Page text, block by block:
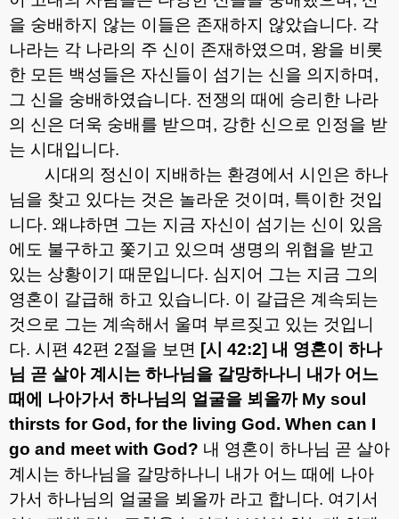
을 숭배하지 않는 이들은 존재하지 않았습니다. 각
나라는 각 나라의 주 신이 존재하였으며 , 왕을 비롯
한 모든 백성들은 자신들이 섬기는 신을 의지하며 ,
그 신을 숭배하였습니다. 전쟁의 때에 승리한 나라
의 신은 더욱 숭배를 받으며 , 강한 신으로 인정을 받
는 시대입니다.
시대의 정신이 지배하는 환경에서 시인은 하나
님을 찾고 있다는 것은 놀라운 것이며 , 특이한 것입
니다. 왜냐하면 그는 지금 자신이 섬기는 신이 있음
에도 불구하고 쫓기고 있으며 생명의 위협을 받고
있는 상황이기 때문입니다. 심지어 그는 지금 그의
영혼이 갈급해 하고 있습니다. 이 갈급은 계속되는
것으로 그는 계속해서 울며 부르짖고 있는 것입니
다. 시편 42편 2절을 보면 [시 42:2] 내 영혼이 하나
님 곧 살아 계시는 하나님을 갈망하나니 내가 어느
때에 나아가서 하나님의 얼굴을 뵈올까My soul
thirsts for God, for the living God. When can I
go and meet with God? 내 영혼이 하나님 곧 살아
계시는 하나님을 갈망하나니 내가 어느 때에 나아
가서 하나님의 얼굴을 뵈올까 라고 합니다. 여기서